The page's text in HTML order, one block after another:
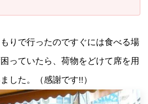
りで行ったのですぐには食べる場
っていたら、荷物をどけて席を用
した。（感謝です!!）